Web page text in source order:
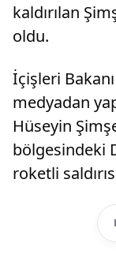
kaldırılan
oldu.
İçişleri Bakanı
medyadan
Hüseyin
bölgesindeki
roketli